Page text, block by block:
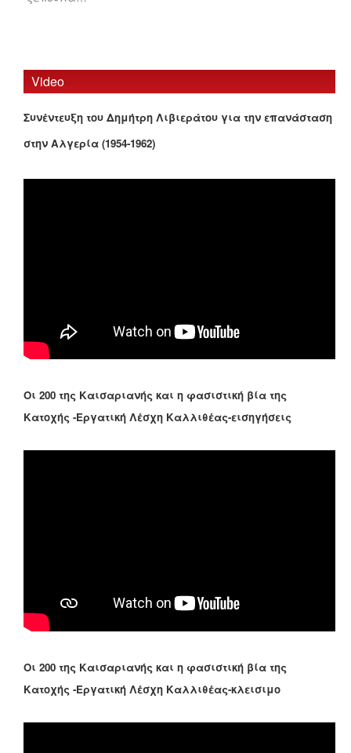
Video
Συνέντευξη του Δημήτρη Λιβιεράτου για την επανάσταση
στην Αλγερία (1954-1962)
Οι 200 της Καισαριανής και η φασιστική βία της
Κατοχής -Εργατική Λέσχη Καλλιθέας-εισηγήσεις
Οι 200 της Καισαριανής και η φασιστική βία της
Κατοχής -Εργατική Λέσχη Καλλιθέας-κλεισιμο